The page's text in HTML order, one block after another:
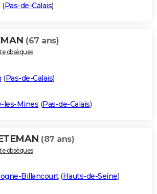
(Pas-de-Calais)
(67 ans)
obsèques
(Pas-de-Calais)
les-Mines (Pas-de-Calais)
(87 ans)
obsèques
Billancourt(Hauts-de-Seine)